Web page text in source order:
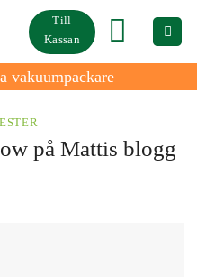
Till
Kassan
vakuumpackare
på Mattis blogg